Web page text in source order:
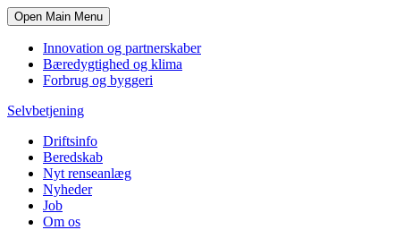
Open Main Menu
Innovation og partnerskaber
Bæredygtighed og klima
Forbrug og byggeri
Selvbetjening
Driftsinfo
Beredskab
Nyt renseanlæg
Nyheder
Job
Om os